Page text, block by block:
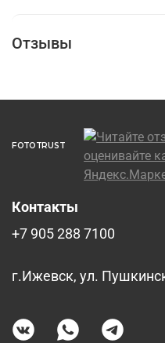
Отзывы
FOTOTRUST
Контакты
+7 905 288 7100
г.Ижевск, ул.